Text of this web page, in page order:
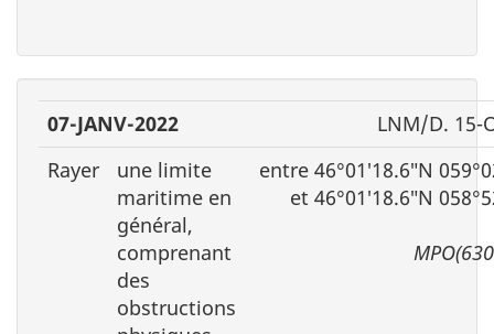
07-JANV-2022
LNM/D. 15-
Rayer
une limite
maritime en
général,
comprenant
des
obstructions
entre 46°01′18.6″N
et 46°01′18.6″N